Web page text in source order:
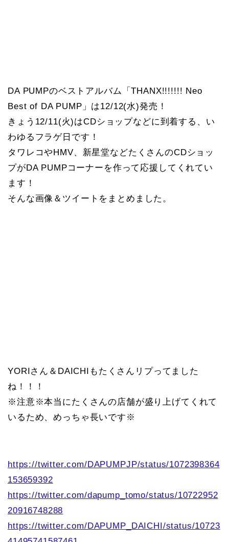
DA PUMPのベストアルバム「THANX!!!!!!! Neo
Best of DA PUMP」は12/12(水)発売！
きょう12/11(火)はCDショップなどに到着する、い
わゆるフラゲ日です！
タワレコやHMV、新星堂などたくさんのCDショッ
プがDA PUMPコーナーを作って応援してくれてい
ます！
そんな画像＆ツイートをまとめました。
YORIさん＆DAICHIもたくさんリプってました
ね！！！
※注意※本当にたくさんの店舗が盛り上げてくれて
いるため、めっちゃ長いです※
https://twitter.com/DAPUMPJP/status/1072398364
153659392
https://twitter.com/dapump_tomo/status/10722952
20916748288
https://twitter.com/DAPUMP_DAICHI/status/10723